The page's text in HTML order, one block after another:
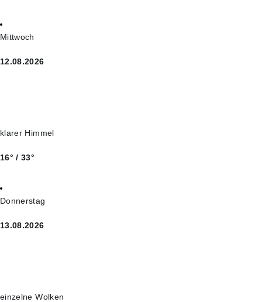
Mittwoch
12.08.2026
klarer Himmel
16° / 33°
Donnerstag
13.08.2026
einzelne Wolken